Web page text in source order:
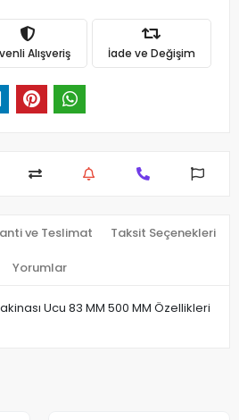
Alışveriş İade ve Değişim
ve Teslimat Taksit Seçenekleri
Yorumlar
Ucu 83 MM 500 MM Özellikleri